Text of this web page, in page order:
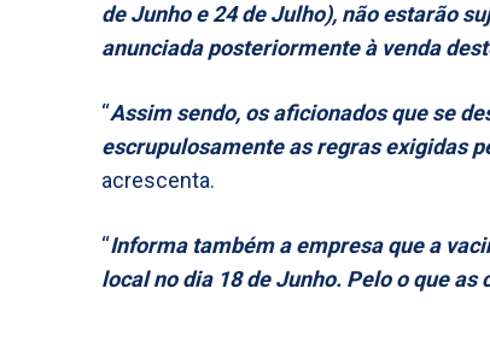
de Junho e 24 de Julho), não estarão
anunciada posteriormente à venda
“Assim sendo, os aficionados que se
escrupulosamente as regras exigidas
acrescenta.
“Informa também a empresa que a
local no dia 18 de Junho. Pelo o que